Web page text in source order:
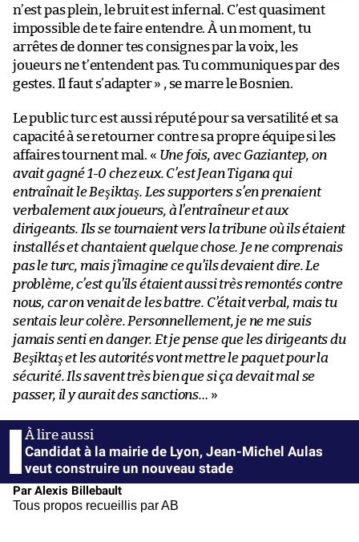
n’est pas plein, le bruit est infernal. C’est quasiment
impossible de te faire entendre. À un moment, tu
arrêtes de donner tes consignes par la voix, les
joueurs ne t’entendent pas. Tu communiques par des
gestes. Il faut s’adapter » , se marre le Bosnien.
Le public turc est aussi réputé pour sa versatilité et sa
capacité à se retourner contre sa propre équipe si les
affaires tournent mal. « Une fois, avec Gaziantep, on
avait gagné 1-0 chez eux. C’est Jean Tigana qui
entraînait le Beşiktaş. Les supporters s’en prenaient
verbalement aux joueurs, à l’entraîneur et aux
dirigeants. Ils se tournaient vers la tribune où ils étaient
installés et chantaient quelque chose. Je ne comprenais
pas le turc, mais j’imagine ce qu’ils devaient dire. Le
problème, c’est qu’ils étaient aussi très remontés contre
nous, car on venait de les battre. C’était verbal, mais tu
sentais leur colère. Personnellement, je ne me suis
jamais senti en danger. Et je pense que les dirigeants du
Beşiktaş et les autorités vont mettre le paquet pour la
sécurité. Ils savent très bien que si ça devait mal se
passer, il y aurait des sanctions… »
Candidat à la mairie de Lyon, Jean-Michel Aulas
veut construire un nouveau stade
Par Alexis Billebault
Tous propos recueillis par AB